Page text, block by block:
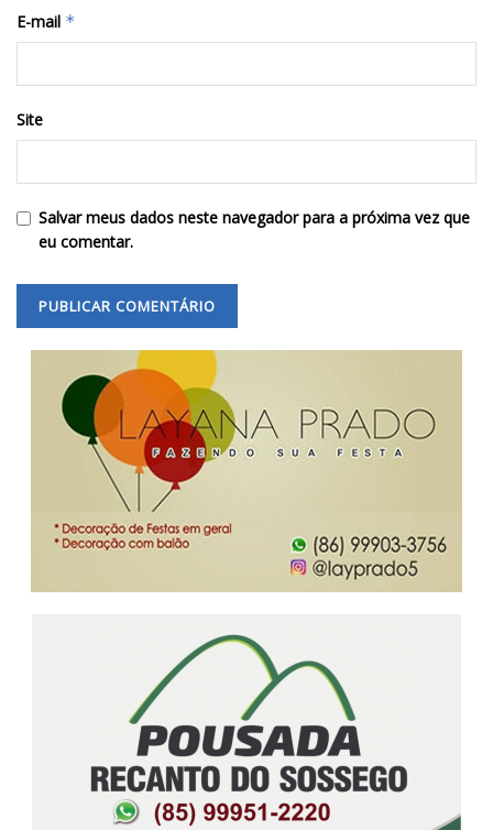
E-mail *
Site
Salvar meus dados neste navegador para a próxima vez que
eu comentar.